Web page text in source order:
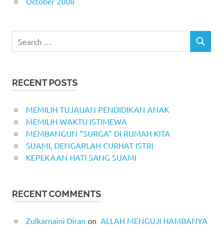
for:
SEARCH
RECENT POSTS
MEMILIH TUJAUAN PENDIDIKAN ANAK
MEMILIH WAKTU ISTIMEWA
MEMBANGUN “SURGA” DI RUMAH KITA
SUAMI, DENGARLAH CURHAT ISTRI
KEPEKAAN HATI SANG SUAMI
RECENT COMMENTS
Zulkarnaini Diran on ALLAH MENGUJI HAMBANYA